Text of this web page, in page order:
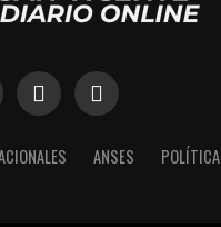
ANSES POLÍTICA